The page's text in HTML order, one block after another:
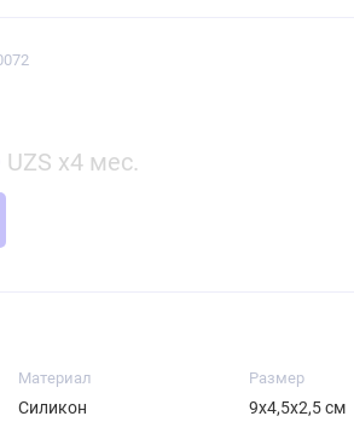
UZS x4 мес.
Материал
Силикон
Размер
9х4,5х2,5 см